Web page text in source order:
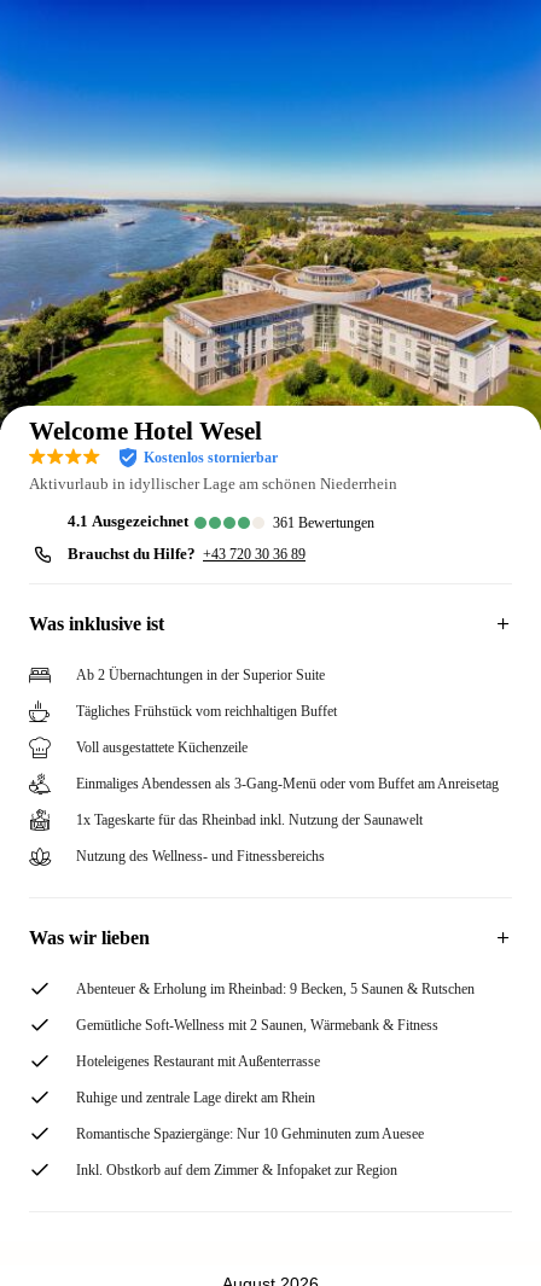
Auf der Karte anzeigen
Welcome Hotel Wesel
Kostenlos stornierbar
Aktivurlaub in idyllischer Lage am schönen Niederrhein
4.1 ausgezeichnet 361 Bewertungen
Brauchst du Hilfe? +43 720 30 36 89
Was inklusive ist
Ab 2 Übernachtungen in der Superior Suite
Tägliches Frühstück vom reichhaltigen Buffet
Voll ausgestattete Küchenzeile
Einmaliges Abendessen als 3-Gang-Menü oder vom Buffet am Anreisetag
1x Tageskarte für das Rheinbad inkl. Nutzung der Saunawelt
Nutzung des Wellness- und Fitnessbereichs
Was wir lieben
Abenteuer & Erholung im Rheinbad: 9 Becken, 5 Saunen & Rutschen
Gemütliche Soft-Wellness mit 2 Saunen, Wärmebank & Fitness
Hoteleigenes Restaurant mit Außenterrasse
Ruhige und zentrale Lage direkt am Rhein
Romantische Spaziergänge: Nur 10 Gehminuten zum Auesee
Inkl. Obstkorb auf dem Zimmer & Infopaket zur Region